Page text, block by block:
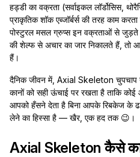
हड्डी का वक्रता (सर्वाइकल लॉर्डोसिस,
प्राकृतिक शॉक एब्जॉर्बर्स की तरह काम
पोस्टुरल मसल ग्रुप्स इन वक्रताओं से
की शेल्फ से अचार का जार निकालते हैं, तो
हैं।
दैनिक जीवन में, Axial Skeleton चुपचाप
कानों को सही ऊंचाई पर रखता है ताकि
आपको हँसने देता है बिना आपके रिबकेज
लेने का हिस्सा है — खैर, एक हद तक 😉।
Axial Skeleton कैसे